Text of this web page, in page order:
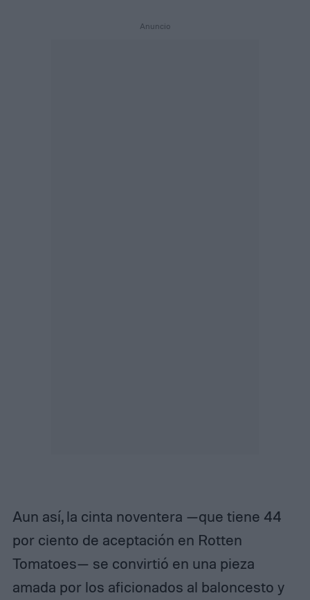
Aun así, la cinta noventera —que tiene 44
por ciento de aceptación en Rotten
Tomatoes— se convirtió en una pieza
amada por los aficionados al baloncesto y